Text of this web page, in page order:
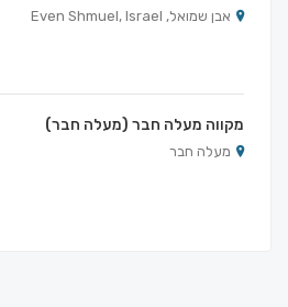
אבן שמואל, Even Shmuel, Israel
מקווה מעלה חבר (מעלה חבר)
מעלה חבר